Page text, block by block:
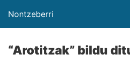
Nontzeberri
“Arotitzak” bildu